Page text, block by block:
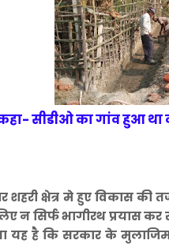
सीडीओ का गांव हुआ था
क्षेत्र मे हुए विकास की
न सिर्फ भागीरथ प्रयास
यह है कि सरकार के